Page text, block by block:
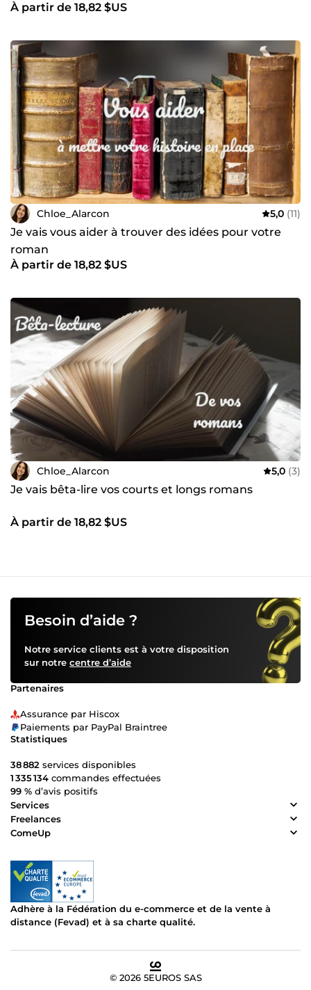
À partir de 18,82 $US
Chloe_Alarcon 5,0 (11)
Je vais vous aider à trouver des idées pour votre
roman
À partir de 18,82 $US
Chloe_Alarcon 5,0 (3)
Je vais bêta-lire vos courts et longs romans
À partir de 18,82 $US
Besoin d’aide ?
Notre service clients est à votre disposition
sur notre centre d’aide
Partenaires
Assurance par Hiscox
Paiements par PayPal Braintree
Statistiques
38 882 services disponibles
1 335 134 commandes effectuées
99 % d’avis positifs
Services
Freelances
ComeUp
Adhère à la Fédération du e-commerce et de la vente à
distance (Fevad) et à sa charte qualité.
© 2026 5EUROS SAS